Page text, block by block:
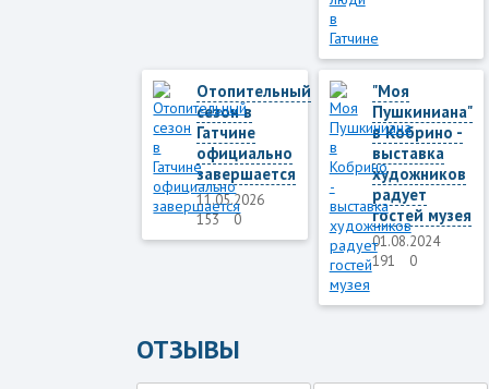
Отопительный
сезон в
Гатчине
официально
завершается
11.05.2026
153
0
"Моя
Пушкиниана"
в Кобрино -
выставка
художников
радует
гостей музея
01.08.2024
191
0
ОТЗЫВЫ